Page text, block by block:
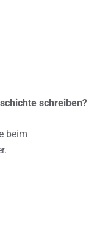
schreiben?
beim